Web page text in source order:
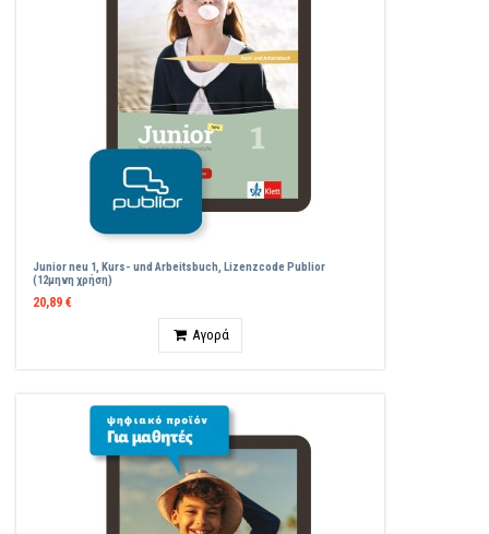
Junior neu 1, Kurs- und Arbeitsbuch, Lizenzcode Publior
(12μηνη χρήση)
20,89 €
Αγορά